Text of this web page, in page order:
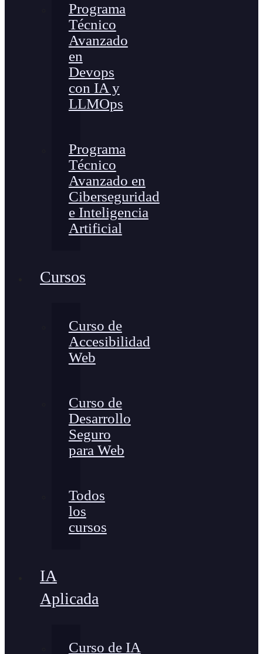
Programa
Técnico
Avanzado
en
Devops
con IA y
LLMOps
Programa
Técnico
Avanzado en
Ciberseguridad
e Inteligencia
Artificial
Cursos
Curso de
Accesibilidad
Web
Curso de
Desarrollo
Seguro
para Web
Todos
los
cursos
IA
Aplicada
Curso de IA